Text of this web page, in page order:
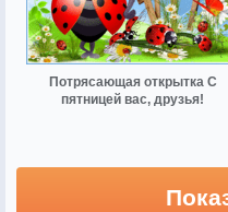
Потрясающая открытка С
пятницей вас, друзья!